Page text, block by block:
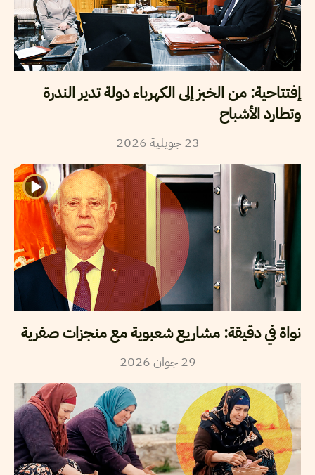
إفتتاحية: من الخبز إلى الكهرباء دولة تدير الندرة
وتطارد الأشباح
23 جويلية2026
نواة في دقيقة: مشاريع شعبوية مع منجزات صفرية
29 جوان2026